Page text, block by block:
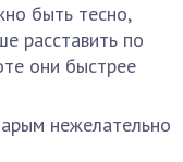
быть тесно,
расставить по
они быстрее
нежелательно